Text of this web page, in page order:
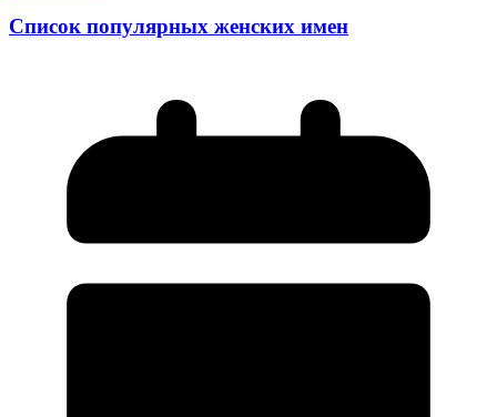
Список популярных женских имен